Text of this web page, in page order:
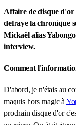
Affaire de disque d'or
défrayé la chronique
Mickaël alias
interview.
Comment
D'abord, je n'étais au
maquis hors magic à
prochain disque d'or